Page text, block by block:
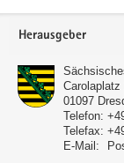
Service
Herausgeber
Carolaplatz
01097
Telefon:
Telefax:
E-Mail: